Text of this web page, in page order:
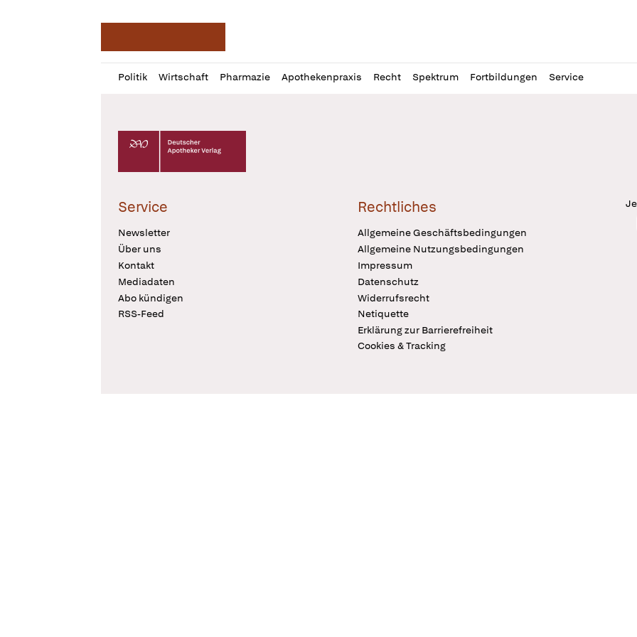
Politik Wirtschaft Pharmazie Apothekenpraxis Recht Spektrum Fortbildungen Service
Profil
öffnen
Daz
Pur
Deutscher Apotheker Verlag Logo
Service
Newsletter
Über uns
Kontakt
Mediadaten
Abo kündigen
RSS-Feed
Rechtliches
Allgemeine Geschäftsbedingungen
Allgemeine Nutzungsbedingungen
Impressum
Datenschutz
Widerrufsrecht
Netiquette
Erklärung zur Barrierefreiheit
Cookies & Tracking